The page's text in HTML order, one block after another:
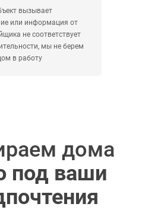
вызывает
или информация от
не соответствует
мы не берем
в работу
дома
под ваши